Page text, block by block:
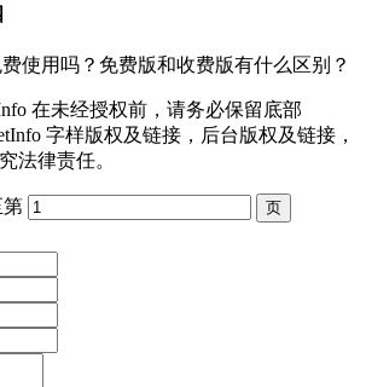
使用吗？免费版和收费版有什么区别？
在未经授权前，请务必保留底部
字样版权及链接，后台版权及链接，
法律责任。
第